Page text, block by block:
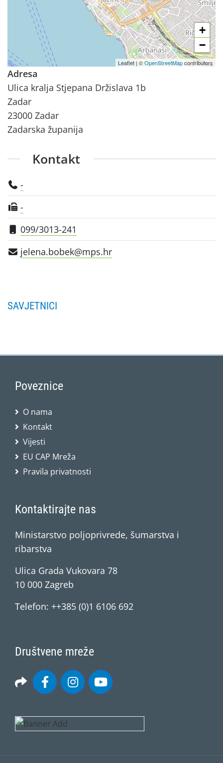
+
−
Leaflet|©OpenStreetMapcontributors
Adresa
Ulica kralja Stjepana Držislava 1b
Zadar
23000 Zadar
Zadarska županija
Kontakt
-
-
099/3013-241
jelena.bobek@mps.hr
SAVJETNICI
Poveznice
O nama
Kontakt
Vijesti
EU CAP Mreža
Pravila privatnosti
Kontaktirajte nas
Ministarstvo poljoprivrede, šumarstva i
ribarstva
Ulica Grada Vukovara 78
10 000 Zagreb
Telefon: ++385 (0)1 6106 692
Društvene mreže